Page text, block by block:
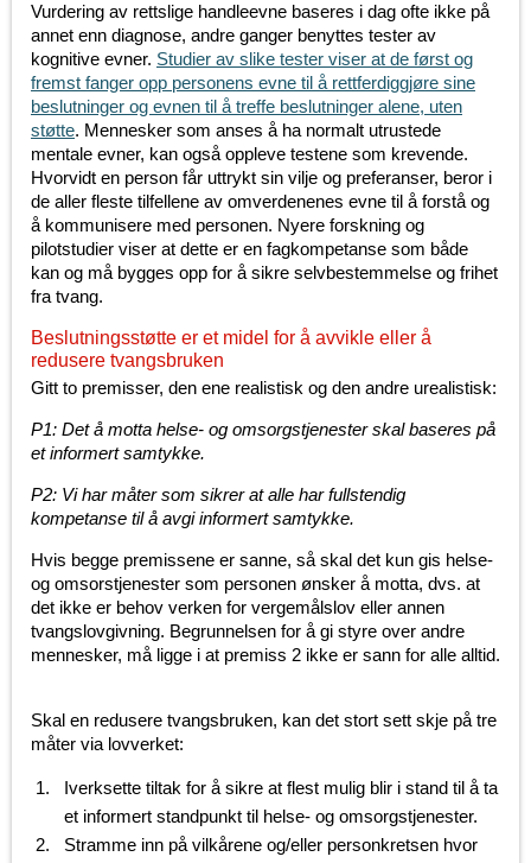
Vurdering av rettslige handleevne baseres i dag ofte ikke på
annet enn diagnose, andre ganger benyttes tester av
kognitive evner. Studier av slike tester viser at de først og
fremst fanger opp personens evne til å rettferdiggjøre sine
beslutninger og evnen til å treffe beslutninger alene, uten
støtte. Mennesker som anses å ha normalt utrustede
mentale evner, kan også oppleve testene som krevende.
Hvorvidt en person får uttrykt sin vilje og preferanser, beror i
de aller fleste tilfellene av omverdenenes evne til å forstå og
å kommunisere med personen. Nyere forskning og
pilotstudier viser at dette er en fagkompetanse som både
kan og må bygges opp for å sikre selvbestemmelse og frihet
fra tvang.
Beslutningsstøtte er et midel for å avvikle eller å
redusere tvangsbruken
Gitt to premisser, den ene realistisk og den andre urealistisk:
P1: Det å motta helse- og omsorgstjenester skal baseres på
et informert samtykke.
P2: Vi har måter som sikrer at alle har fullstendig
kompetanse til å avgi informert samtykke.
Hvis begge premissene er sanne, så skal det kun gis helse-
og omsorstjenester som personen ønsker å motta, dvs. at
det ikke er behov verken for vergemålslov eller annen
tvangslovgivning. Begrunnelsen for å gi styre over andre
mennesker, må ligge i at premiss 2 ikke er sann for alle alltid.
Skal en redusere tvangsbruken, kan det stort sett skje på tre
måter via lovverket:
Iverksette tiltak for å sikre at flest mulig blir i stand til å ta
et informert standpunkt til helse- og omsorgstjenester.
Stramme inn på vilkårene og/eller personkretsen hvor